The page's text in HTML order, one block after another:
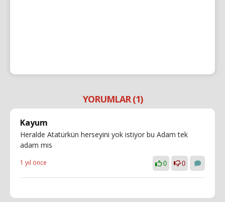
YORUMLAR (1)
Kayum
Heralde Atatürkün herseyini yok istiyor bu Adam tek
adam mis
1 yıl önce 0 0